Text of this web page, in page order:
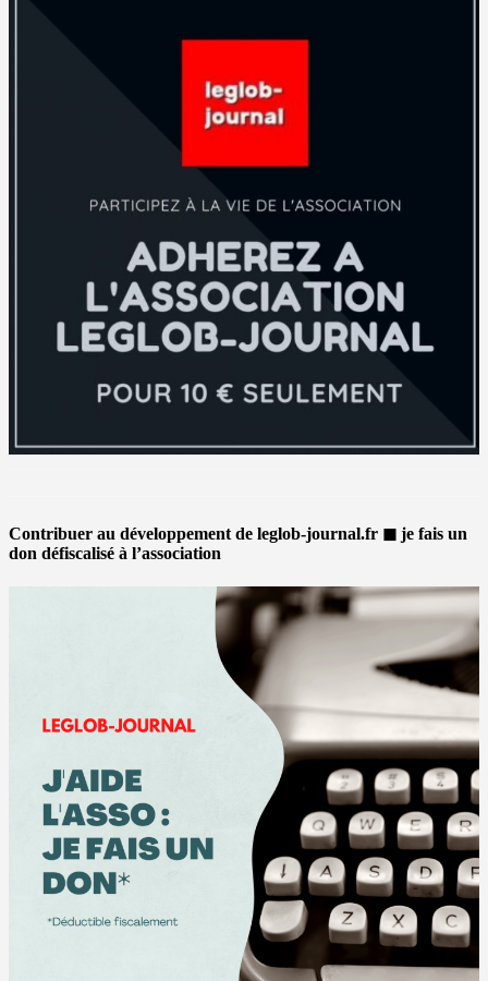
Contribuer au développement de leglob-journal.fr ◼ je fais un
don défiscalisé à l’association